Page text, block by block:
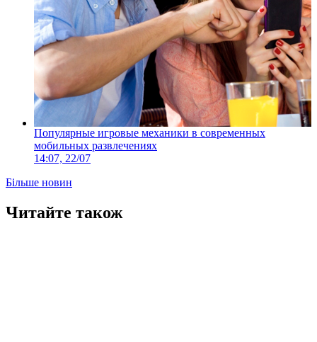
Популярные игровые механики в современных
мобильных развлечениях
14:07, 22/07
Більше новин
Читайте також